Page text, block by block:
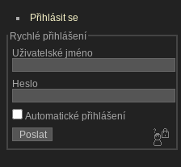
Přihlásit se
Rychlé přihlášení
Uživatelské jméno
Heslo
Automatické přihlášení